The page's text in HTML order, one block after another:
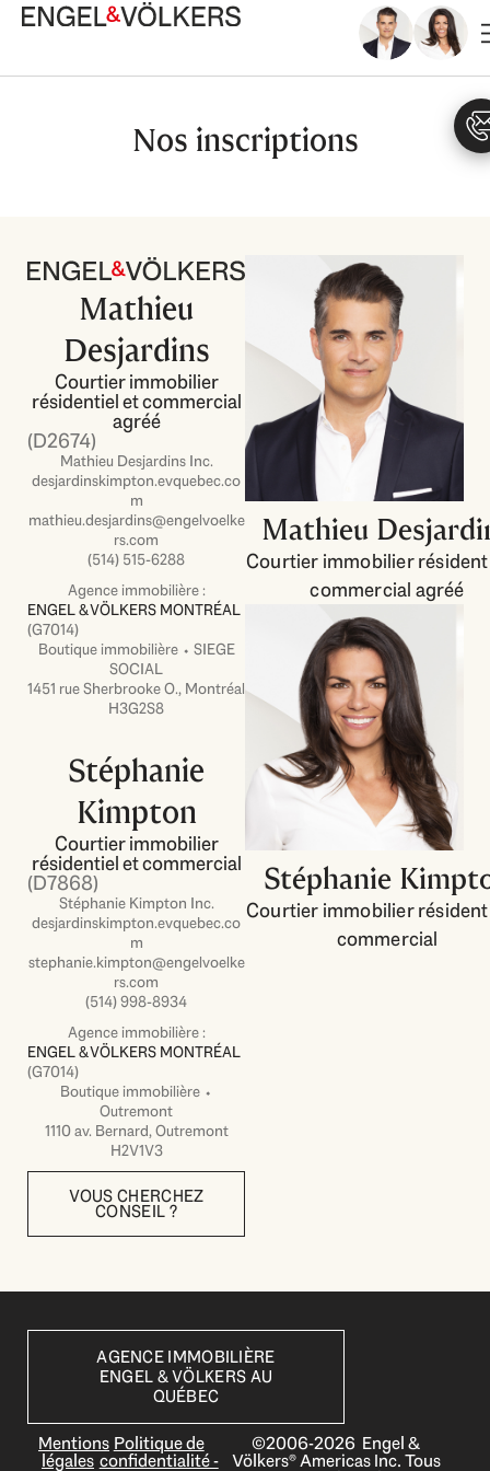
Aller
Nos inscriptions
Mathieu
Desjardins
Courtier immobilier
résidentiel et commercial
agréé
(D2674)
Mathieu Desjardins Inc.
desjardinskimpton.evquebec.co
m
mathieu.desjardins@engelvoelke
rs.com
(514) 515-6288
Agence immobilière :
ENGEL & VÖLKERS MONTRÉAL
(G7014)
Boutique immobilière ⬩ SIEGE
SOCIAL
1451 rue Sherbrooke O., Montréal
H3G2S8
Stéphanie
Kimpton
Courtier immobilier
résidentiel et commercial
(D7868)
Stéphanie Kimpton Inc.
desjardinskimpton.evquebec.co
m
stephanie.kimpton@engelvoelke
rs.com
(514) 998-8934
Agence immobilière :
ENGEL & VÖLKERS MONTRÉAL
(G7014)
Boutique immobilière ⬩
Outremont
1110 av. Bernard, Outremont
H2V1V3
VOUS CHERCHEZ
CONSEIL ?
Mathieu
Courtier immobilier
commercial agréé
Stéphanie
Courtier immobilier
commercial
AGENCE IMMOBILIÈRE
ENGEL & VÖLKERS AU
QUÉBEC
Mentions
légales
Politique de
confidentialité -
©2006-2026 Engel &
Völkers® Americas Inc. Tous